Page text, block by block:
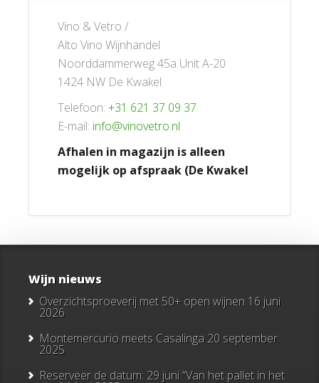
Vino & Vetro /
Alto Vino Wijnhandel
Noorddammerweg 45a Unit A-20
1424 NW De Kwakel
Telefoon: +31 621 37 09 37
E-mail: info@vinovetro.nl
Afhalen in magazijn is alleen
mogelijk op afspraak (De Kwakel
Wijn nieuws
Overzichtsproeverij met 50+ open wijnen 16 juni
2026
Montemercurio meets Casalinga 20 september
2025
Reserveer de datum: 29 juni “Van het pallet in het